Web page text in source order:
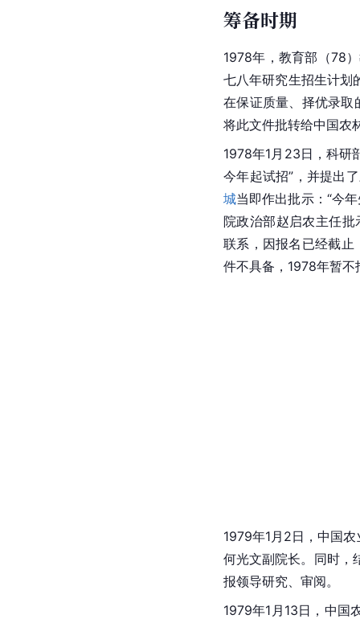
筹备时期
1978年，教育部（78
七八年研究生招生计划
在保证质量、择优录取
将此文件批转给中国农
1978年1月23日，科研
今年起试招”，并提出
城当即作出批示：“今
院政治部赵启农主任批
联系，因报名已经截止
件不具备，1978年暂不
1979年1月2日，中国农
何光文副院长。同时，
报领导研究、审阅。
1979年1月13日，中国